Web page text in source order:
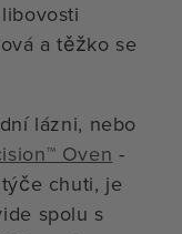
a těžko se
lázni, nebo
Oven -
chuti, je
spolu s